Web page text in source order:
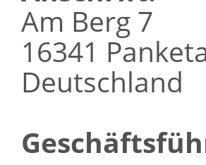
Am Berg 7
16341
Deutschland